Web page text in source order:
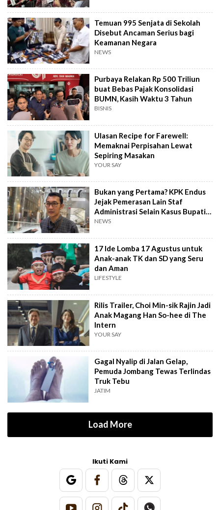
Temuan 995 Senjata di Sekolah
Disebut Ancaman Serius bagi
Keamanan Negara
NEWS
Purbaya Relakan Rp 500 Triliun
buat Bebas Pajak Konsolidasi
BUMN, Kasih Waktu 3 Tahun
BISNIS
Ulasan Recipe for Farewell:
Memaknai Perpisahan Lewat
Sepiring Masakan
YOUR SAY
Bukan yang Pertama? KPK Endus
Jejak Pemerasan Lain Staf
Administrasi Selain Kasus Bupati
Pemalang
NEWS
17 Ide Lomba 17 Agustus untuk
Anak-anak TK dan SD yang Seru
dan Aman
LIFESTYLE
Rilis Trailer, Choi Min-sik Rajin Jadi
Anak Magang Han So-hee di The
Intern
YOUR SAY
Gagal Nyalip di Jalan Gelap,
Pemuda Jombang Tewas Terlindas
Truk Tebu
JATIM
Load More
Ikuti Kami